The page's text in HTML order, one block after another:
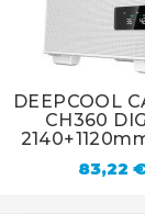
 
DEEPCOOL
CH360
83,22